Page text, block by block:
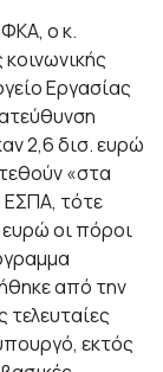
ο κ.
Εργασίας
2,6 δισ. ευρώ
«στα
ΕΣΠΑ, τότε
οι πόροι
από την
εκτός